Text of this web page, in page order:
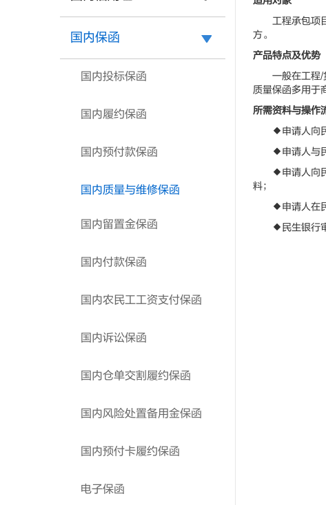
国内保函
国内投标保函
国内履约保函
国内预付款保函
国内质量与维修保函
国内留置金保函
国内付款保函
国内农民工工资支付保函
国内诉讼保函
国内仓单交割履约保函
国内风险处置备用金保函
国内预付卡履约保函
电子保函
工程承包项目
方。
产品特点及优势
一般在工程/货
质量保函多用于
所需资料与操作
◆申请人向民
◆申请人与民
◆申请人向民
料；
◆申请人在民
◆民生银行审